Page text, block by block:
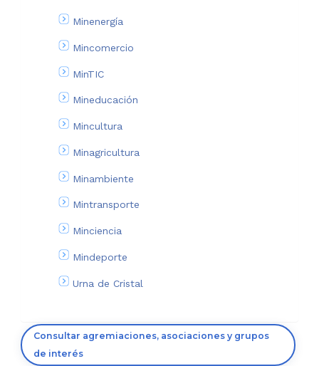
Minenergía
Mincomercio
MinTIC
Mineducación
Mincultura
Minagricultura
Minambiente
Mintransporte
Minciencia
Mindeporte
Urna de Cristal
Consultar agremiaciones, asociaciones y grupos
de interés